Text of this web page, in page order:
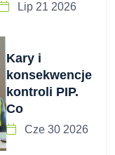
Lip 21 2026
Kary i
konsekwencje
kontroli PIP.
Co
Cze 30 2026